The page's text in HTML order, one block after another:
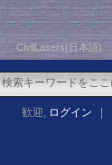
CivilLasers(日本語)
歓迎, ログイン